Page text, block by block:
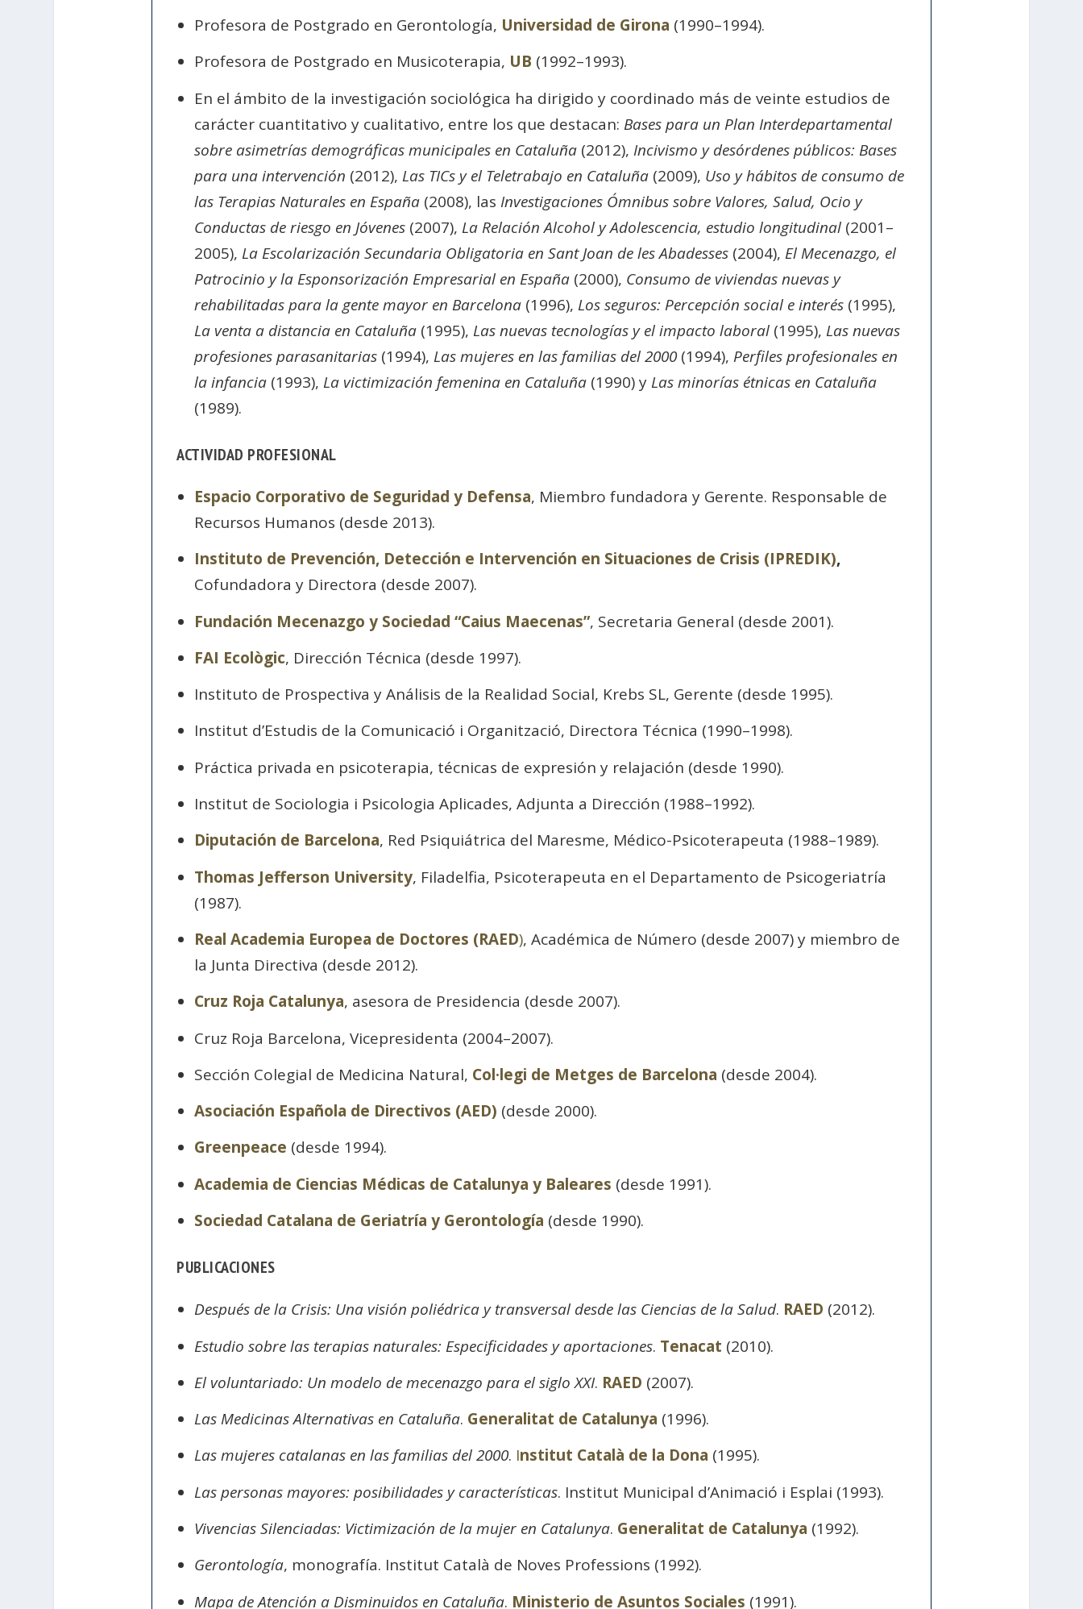
Profesora de Postgrado en Gerontología, Universidad de Girona (1990–1994).
Profesora de Postgrado en Musicoterapia, UB (1992–1993).
En el ámbito de la investigación sociológica ha dirigido y coordinado más de veinte estudios de
carácter cuantitativo y cualitativo, entre los que destacan: Bases para un Plan Interdepartamental
sobre asimetrías demográficas municipales en Cataluña(2012), Incivismo y desórdenes públicos: Bases
para una intervención (2012), Las TICs y el Teletrabajo en Cataluña(2009), Uso y hábitos de consumo de
las Terapias Naturales en España(2008), las Investigaciones Ómnibus sobre Valores, Salud, Ocio y
Conductas de riesgo en Jóvenes(2007), La Relación Alcohol y Adolescencia, estudio longitudinal(2001–
2005), La Escolarización Secundaria Obligatoria en Sant Joan de les Abadesses(2004), El Mecenazgo, el
Patrocinio y la Esponsorización Empresarial en España(2000), Consumo de viviendas nuevas y
rehabilitadas para la gente mayor en Barcelona(1996), Los seguros: Percepción social e interés(1995),
La venta a distancia en Cataluña(1995), Las nuevas tecnologías y el impacto laboral(1995), Las nuevas
profesiones parasanitarias(1994), Las mujeres en las familias del 2000(1994), Perfiles profesionales en
la infancia(1993), La victimización femenina en Cataluña(1990) y Las minorías étnicas en Cataluña
(1989).
ACTIVIDAD PROFESIONAL
Espacio Corporativo de Seguridad y Defensa, Miembro fundadora y Gerente. Responsable de
Recursos Humanos (desde 2013).
Instituto de Prevención, Detección e Intervención en Situaciones de Crisis (IPREDIK),
Cofundadora y Directora (desde 2007).
Fundación Mecenazgo y Sociedad “Caius Maecenas”, Secretaria General (desde 2001).
FAI Ecològic, Dirección Técnica (desde 1997).
Instituto de Prospectiva y Análisis de la Realidad Social, Krebs SL, Gerente (desde 1995).
Institut d’Estudis de la Comunicació i Organització, Directora Técnica (1990–1998).
Práctica privada en psicoterapia, técnicas de expresión y relajación (desde 1990).
Institut de Sociologia i Psicologia Aplicades, Adjunta a Dirección (1988–1992).
Diputación de Barcelona, Red Psiquiátrica del Maresme, Médico-Psicoterapeuta (1988–1989).
Thomas Jefferson University, Filadelfia, Psicoterapeuta en el Departamento de Psicogeriatría
(1987).
Real Academia Europea de Doctores (RAED), Académica de Número (desde 2007) y miembro de
la Junta Directiva (desde 2012).
Cruz Roja Catalunya, asesora de Presidencia (desde 2007).
Cruz Roja Barcelona, Vicepresidenta (2004–2007).
Sección Colegial de Medicina Natural, Col·legi de Metges de Barcelona (desde 2004).
Asociación Española de Directivos (AED) (desde 2000).
Greenpeace (desde 1994).
Academia de Ciencias Médicas de Catalunya y Baleares (desde 1991).
Sociedad Catalana de Geriatría y Gerontología (desde 1990).
PUBLICACIONES
Después de la Crisis: Una visión poliédrica y transversal desde las Ciencias de la Salud. RAED (2012).
Estudio sobre las terapias naturales: Especificidades y aportaciones. Tenacat (2010).
El voluntariado: Un modelo de mecenazgo para el siglo XXI. RAED (2007).
Las Medicinas Alternativas en Cataluña. Generalitat de Catalunya (1996).
Las mujeres catalanas en las familias del 2000. Institut Català de la Dona (1995).
Las personas mayores: posibilidades y características. Institut Municipal d’Animació i Esplai (1993).
Vivencias Silenciadas: Victimización de la mujer en Catalunya. Generalitat de Catalunya (1992).
Gerontología, monografía. Institut Català de Noves Professions (1992).
Mapa de Atención a Disminuidos en Cataluña. Ministerio de Asuntos Sociales (1991).